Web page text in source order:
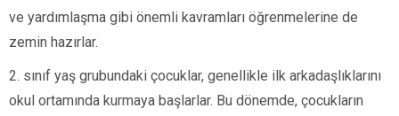
ve yardımlaşma gibi önemli kavramları öğrenmelerine de
zemin hazırlar.
2. sınıf yaş grubundaki çocuklar, genellikle ilk arkadaşlıklarını
okul ortamında kurmaya başlarlar. Bu dönemde, çocukların